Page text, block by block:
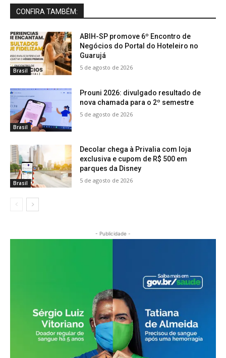
CONFIRA TAMBÉM:
Brasil
ABIH-SP promove 6º Encontro de
Negócios do Portal do Hoteleiro no
Guarujá
5 de agosto de 2026
Brasil
Prouni 2026: divulgado resultado de
nova chamada para o 2º semestre
5 de agosto de 2026
Brasil
Decolar chega à Privalia com loja
exclusiva e cupom de R$ 500 em
parques da Disney
5 de agosto de 2026
- Publicidade -